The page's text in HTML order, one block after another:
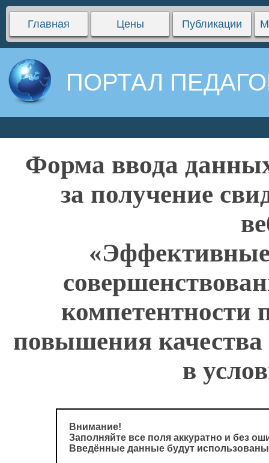
Главная Цены Публикации
ПОРТАЛ
Форма ввода
за получение
компетентности
повышения качества
в
Внимание!
Заполняйте все поля аккуратно и без
Введённые данные будут